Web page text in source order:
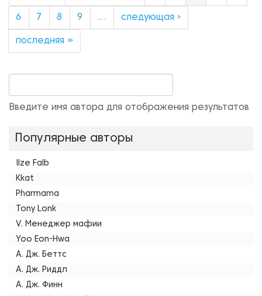
6 7 8 9 … следующая ›
последняя »
Введите имя автора для отображения результатов
Популярные авторы
Ilze Falb
Kkat
Pharmama
Tony Lonk
V. Менеджер мафии
Yoo Eon-Hwa
А. Дж. Беттс
А. Дж. Риддл
А. Дж. Финн